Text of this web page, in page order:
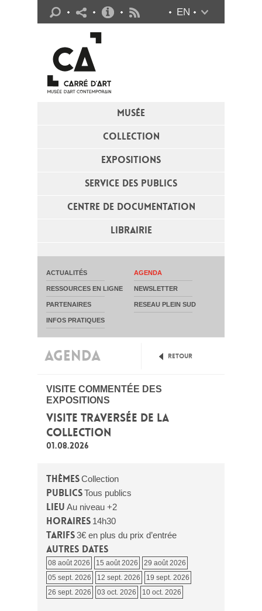
MUSÉE
COLLECTION
EXPOSITIONS
SERVICE DES PUBLICS
CENTRE DE DOCUMENTATION
LIBRAIRIE
EN
ACTUALITÉS AGENDA
RESSOURCES EN LIGNE NEWSLETTER
PARTENAIRES RESEAU PLEIN SUD
INFOS PRATIQUES
Infos pratiques
AGENDA Retour
VISITE COMMENTÉE DES
EXPOSITIONS
VISITE TRAVERSÉE DE LA
COLLECTION
01.08.2026
ThèmesCollection
PublicsTous publics
Lieu Au niveau +2
Horaires 14h30
Tarifs3€ en plus du prix d’entrée
Autres dates
08 août 2026 15 août 2026
29 août 2026
05 sept. 2026
12 sept. 2026
19 sept. 2026
26 sept. 2026
03 oct. 2026 10 oct. 2026